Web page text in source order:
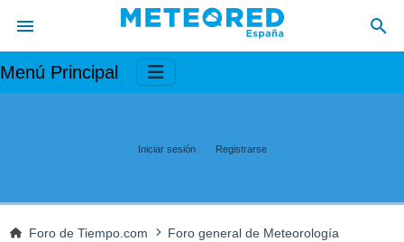
Menú Principal
Iniciar sesión Registrarse
Foro de Tiempo.com
Foro general de Meteorología